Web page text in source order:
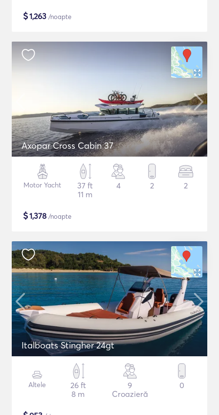
$1,263 /noapte
Axopar Cross Cabin 37
Motor Yacht
37 ft
11 m
4 2 2
$1,378 /noapte
Italboats Stingher 24gt
Altele
26 ft
8 m
9
Croazieră
0